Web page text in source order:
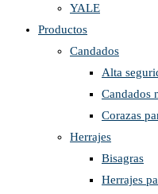
YALE
Productos
Candados
Alta
Candados
Corazas
Herrajes
Bisagras
Herrajes